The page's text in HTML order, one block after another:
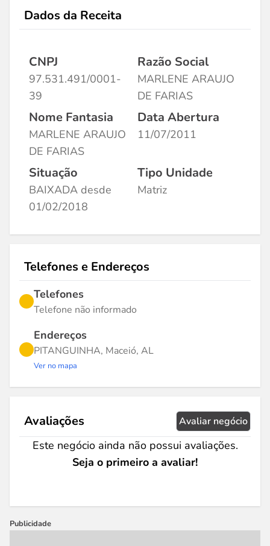
Dados da Receita
CNPJ
97.531.491/0001-
39
Razão Social
MARLENE ARAUJO
DE FARIAS
Nome Fantasia
MARLENE ARAUJO
DE FARIAS
Data Abertura
11/07/2011
Situação
BAIXADA desde
01/02/2018
Tipo Unidade
Matriz
Telefones e Endereços
Telefones
Telefone não informado
Endereços
PITANGUINHA, Maceió, AL
Ver no mapa
Avaliações Avaliar negócio
Este negócio ainda não possui avaliações.
Seja o primeiro a avaliar!
Publicidade